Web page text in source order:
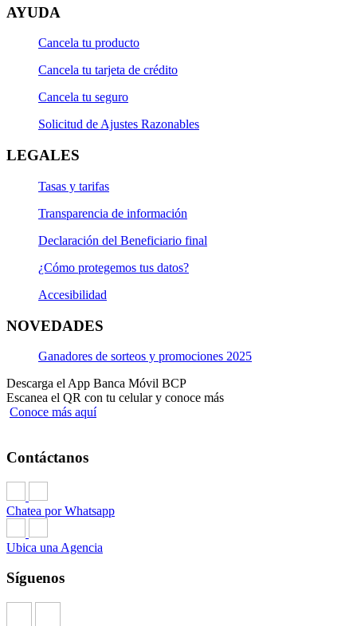
AYUDA
Cancela tu producto
Cancela tu tarjeta de crédito
Cancela tu seguro
Solicitud de Ajustes Razonables
LEGALES
Tasas y tarifas
Transparencia de información
Declaración del Beneficiario final
¿Cómo protegemos tus datos?
Accesibilidad
NOVEDADES
Ganadores de sorteos y promociones 2025
Descarga el App Banca Móvil BCP
Escanea el QR con tu celular y conoce más
Conoce más aquí
Contáctanos
Chatea por Whatsapp
Ubica una Agencia
Síguenos